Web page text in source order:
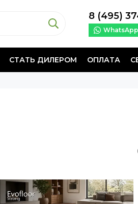
8 (495)
WhatsApp
СТАТЬ ДИЛЕРОМ ОПЛАТА